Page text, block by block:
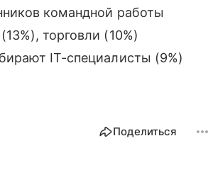
командной работы
торговли (10%)
IT-специалисты (9%)
Поделиться